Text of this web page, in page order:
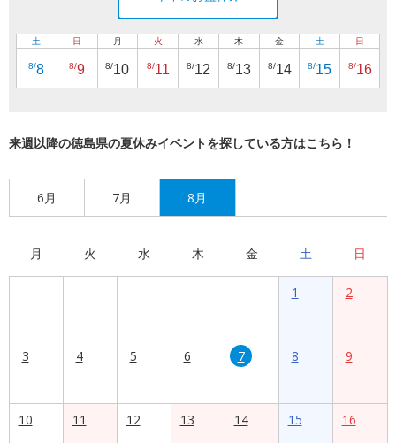
土
8/8
日
8/9
月
8/10
火
8/11
水
8/12
木
8/13
金
8/14
土
8/15
日
8/16
来週以降の徳島県の夏休みイベントを探している方はこちら！
6月 7月 8月
月 火 水 木 金 土 日
1 2
3 4 5 6 7 8 9
10
11
12
13
14
15
16